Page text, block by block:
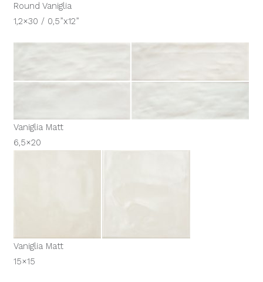
Round Vaniglia
1,2×30 / 0,5”x12”
Vaniglia Matt
6,5×20
Vaniglia Matt
15×15